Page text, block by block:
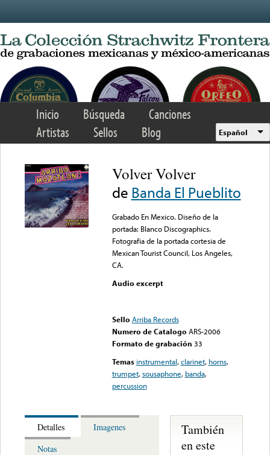
Inicio Búsqueda
Canciones
Artistas
Sellos Blog Español
Volver Volver
de Banda El Pueblito
Grabado En Mexico. Diseño de la
portada: Blanco Discographics.
Fotografia de la portada cortesia de
Mexican Tourist Council, Los Angeles,
CA.
Audio excerpt
Sello Arriba Records
Numero de Catalogo ARS-2006
Formato de grabación 33
Temas instrumental,clarinet, horns,
trumpet,sousaphone, banda,
percussion
Detalles
Imagenes
Notas
También
en este